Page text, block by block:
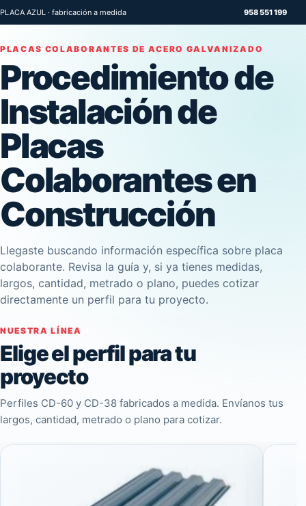
PLACA AZUL · fabricación a medida 958 551 199
PLACAS COLABORANTES DE ACERO GALVANIZADO
Procedimiento de
Instalación de
Placas
Colaborantes en
Construcción
Llegaste buscando información específica sobre placa
colaborante. Revisa la guía y, si ya tienes medidas,
largos, cantidad, metrado o plano, puedes cotizar
directamente un perfil para tu proyecto.
NUESTRA LÍNEA
Elige el perfil para tu
proyecto
Perfiles CD-60 y CD-38 fabricados a medida. Envíanos tus
largos, cantidad, metrado o plano para cotizar.